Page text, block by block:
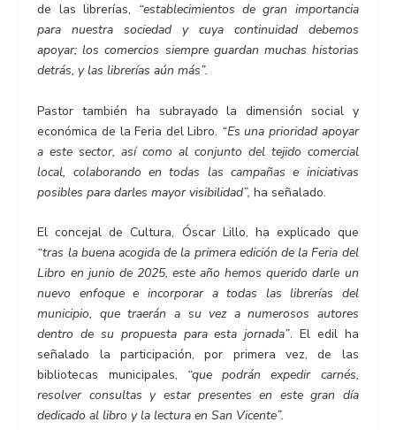
de las librerías, “establecimientos de gran importancia
para nuestra sociedad y cuya continuidad debemos
apoyar; los comercios siempre guardan muchas historias
detrás, y las librerías aún más”.
Pastor también ha subrayado la dimensión social y
económica de la Feria del Libro. “Es una prioridad apoyar
a este sector, así como al conjunto del tejido comercial
local, colaborando en todas las campañas e iniciativas
posibles para darles mayor visibilidad”, ha señalado.
El concejal de Cultura, Óscar Lillo, ha explicado que
“tras la buena acogida de la primera edición de la Feria del
Libro en junio de 2025, este año hemos querido darle un
nuevo enfoque e incorporar a todas las librerías del
municipio, que traerán a su vez a numerosos autores
dentro de su propuesta para esta jornada”. El edil ha
señalado la participación, por primera vez, de las
bibliotecas municipales, “que podrán expedir carnés,
resolver consultas y estar presentes en este gran día
dedicado al libro y la lectura en San Vicente”.